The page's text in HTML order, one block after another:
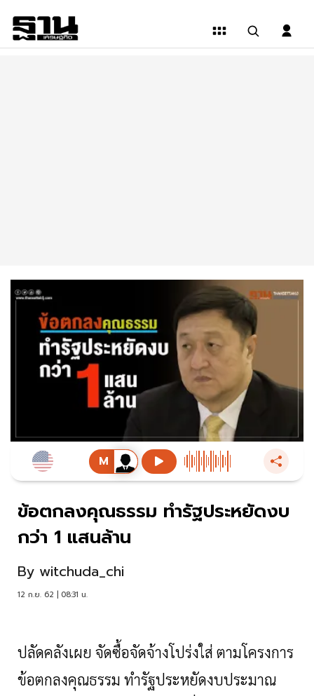
ข้อตกลงคุณธรรม ทำรัฐประหยัดงบ
กว่า 1 แสนล้าน
By witchuda_chi
12 ก.ย. 62 | 08:31 น.
ปลัดคลังเผย จัดซื้อจัดจ้างโปร่งใส่ ตามโครงการ
ข้อตกลงคุณธรรม ทำรัฐประหยัดงบประมาณ